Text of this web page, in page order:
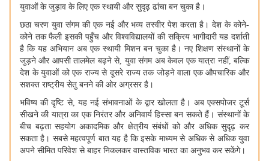
युवाओं के जुड़ाव के लिए एक स्थायी और सुदृढ़ ढांचा बन चुका है।
छठा चरण युवा संगम की एक नई और भव्य तस्वीर पेश करता है। देश के कोने-
कोने तक फैली इसकी पहुँच और विश्वविद्यालयों की सक्रिय भागीदारी यह दर्शाती
है कि यह अभियान अब एक स्थायी मिशन बन चुका है। नए शिक्षण संस्थानों के
जुड़ने और आपसी तालमेल बढ़ने से, युवा संगम अब केवल एक यात्रा नहीं,बल्कि
देश के युवाओं को एक राज्य से दूसरे राज्य तक जोड़ने वाला एक औपचारिक और
सशक्त राष्ट्रीय सेतु बनने की ओर अग्रसर है।
भविष्य की दृष्टि से, यह नई संभावनाओं के द्वार खोलता है। अब एक्सपोजर टूर्स
सीखने की यात्रा का एक निरंतर और अनिवार्य हिस्सा बन सकते हैं। संस्थानों के
बीच बढ़ता सहयोग अकादमिक और क्षेत्रीय संबंधों को और अधिक सुदृढ़ कर
सकता है। सबसे महत्वपूर्ण बात यह है कि इसके माध्यम से अधिक से अधिक युवा
अपने सीमित परिवेश से बाहर निकलकर वास्तविक भारत का अनुभव कर सकेंगे।